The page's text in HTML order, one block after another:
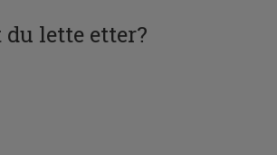
lette etter?